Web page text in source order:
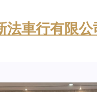
法車行有限公